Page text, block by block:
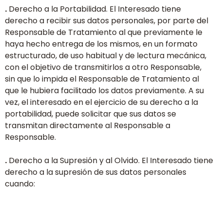
. Derecho a la Portabilidad. El Interesado tiene
derecho a recibir sus datos personales, por parte del
Responsable de Tratamiento al que previamente le
haya hecho entrega de los mismos, en un formato
estructurado, de uso habitual y de lectura mecánica,
con el objetivo de transmitirlos a otro Responsable,
sin que lo impida el Responsable de Tratamiento al
que le hubiera facilitado los datos previamente. A su
vez, el interesado en el ejercicio de su derecho a la
portabilidad, puede solicitar que sus datos se
transmitan directamente al Responsable a
Responsable.
. Derecho a la Supresión y al Olvido. El Interesado tiene
derecho a la supresión de sus datos personales
cuando: